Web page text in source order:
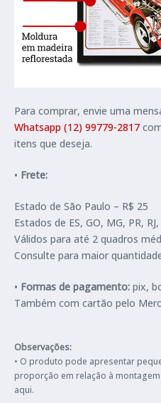
Para comprar, envie uma
Whatsapp (12) 99779-2817
itens que deseja.
• Frete:
Estado de São Paulo – R$ 25
Estados de ES, GO, MG, PR,
Válidos para até 2 quadros
Consulte para maior
• Formas de pagamento: pix,
Também com cartão pelo
Observações:
• O produto pode apresentar
proporção em relação à
aqui.